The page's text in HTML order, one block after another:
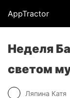
AppTractor
Неделя
светом
Ляпина Катя